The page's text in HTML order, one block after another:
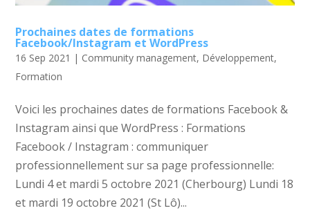
Prochaines dates de formations
Facebook/Instagram et WordPress
16 Sep 2021 | Community management, Développement,
Formation
Voici les prochaines dates de formations Facebook &
Instagram ainsi que WordPress : Formations
Facebook / Instagram : communiquer
professionnellement sur sa page professionnelle:
Lundi 4 et mardi 5 octobre 2021 (Cherbourg) Lundi 18
et mardi 19 octobre 2021 (St Lô)...